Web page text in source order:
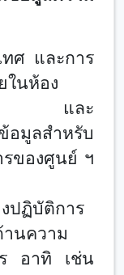
ทศ และการ
ในห้อง
ริม และ
อมูลสำหรับ
รของศูนย์ ฯ
ปฏิบัติการ
านความ
ร อาทิ เช่น